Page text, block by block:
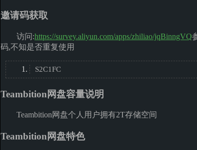
邀请码获取
访问:https://survey.aliyun.com/apps/zhiliao/jqBinngVQ
码,不知是否重复使用
S2C1FC
Teambition网盘容量说明
Teambition网盘个人用户拥有2T存储空间
Teambition网盘特色